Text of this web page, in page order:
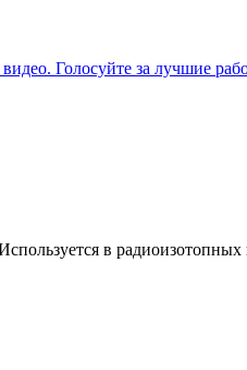
Голосуйте за
в